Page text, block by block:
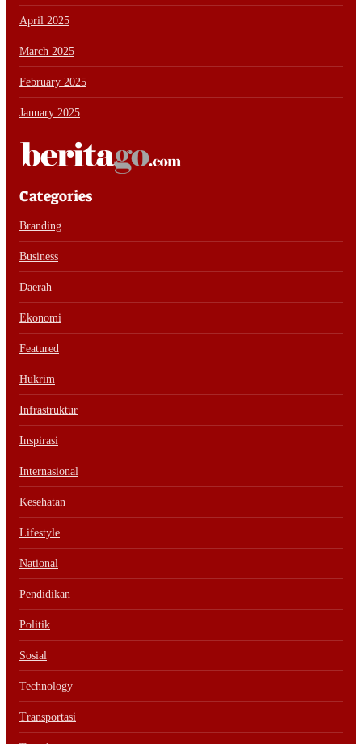
April 2025
March 2025
February 2025
January 2025
Categories
Branding
Business
Daerah
Ekonomi
Featured
Hukrim
Infrastruktur
Inspirasi
Internasional
Kesehatan
Lifestyle
National
Pendidikan
Politik
Sosial
Technology
Transportasi